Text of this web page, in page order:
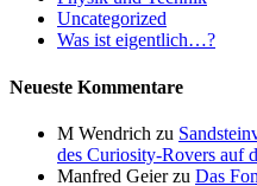
Uncategorized
Was ist eigentlich…?
Neueste Kommentare
M Wendrich zu
des Curiosity-Rovers auf
Manfred Geierzu Das